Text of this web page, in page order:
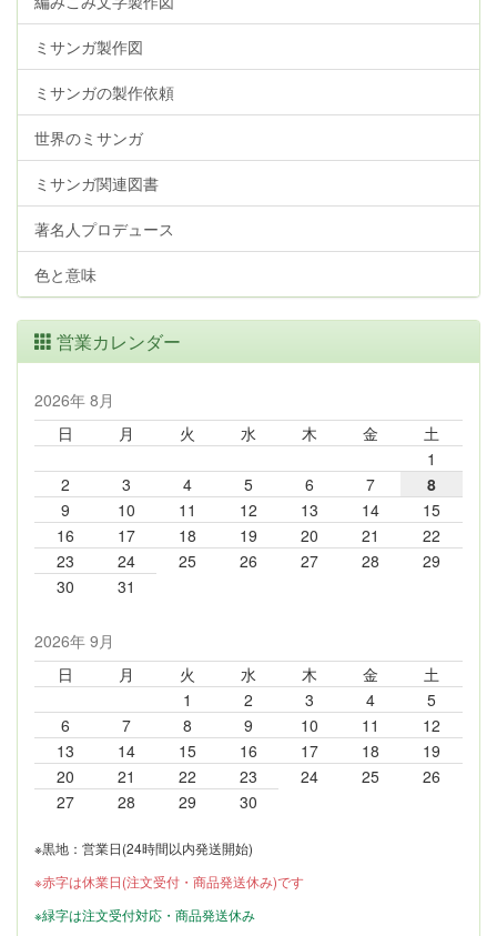
ミサンガ製作図
ミサンガの製作依頼
世界のミサンガ
ミサンガ関連図書
著名人プロデュース
色と意味
営業カレンダー
2026年 8月
日
月 火 水 木 金
土
1
2
3 4 5 6 7
8
9
10 11 12 13 14
15
16
17 18 19 20 21
22
23
24 25 26 27 28
29
30
31
2026年 9月
日
月 火 水 木 金
土
1
2 3 4
5
6
7 8 9 10 11
12
13
14 15 16 17 18
19
20
21 22 23 24 25
26
27
28 29 30
※黒地：営業日(24時間以内発送開始)
※赤字は休業日(注文受付・商品発送休み)です
※緑字は注文受付対応・商品発送休み